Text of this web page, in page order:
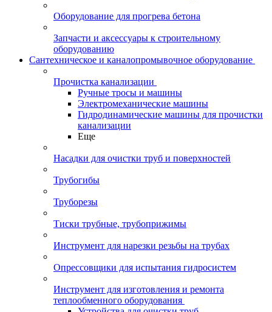
Оборудование для прогрева бетона
Запчасти и аксессуары к строительному
оборудованию
Сантехническое и каналопромывочное оборудование
Прочистка канализации
Ручные тросы и машины
Электромеханические машины
Гидродинамические машины для прочистки
канализации
Еще
Насадки для очистки труб и поверхностей
Трубогибы
Труборезы
Тиски трубные, трубоприжимы
Инструмент для нарезки резьбы на трубах
Опрессовщики для испытания гидросистем
Инструмент для изготовления и ремонта
теплообменного оборудования